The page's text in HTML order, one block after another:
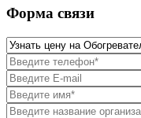
Форма связи